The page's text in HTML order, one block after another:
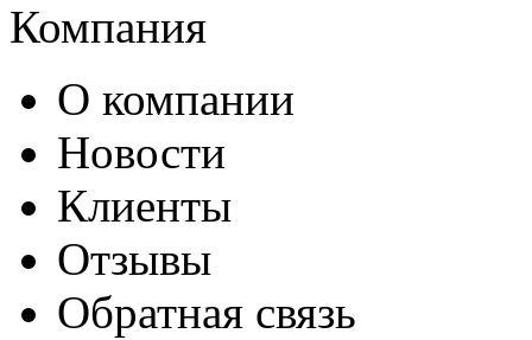
Компания
О компании
Новости
Клиенты
Отзывы
Обратная связь